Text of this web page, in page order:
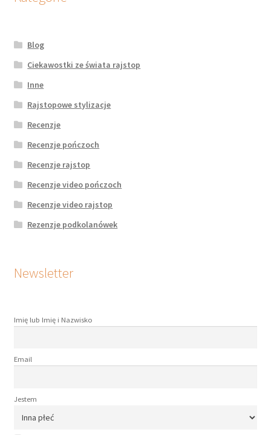
Blog
Ciekawostki ze świata rajstop
Inne
Rajstopowe stylizacje
Recenzje
Recenzje pończoch
Recenzje rajstop
Recenzje video pończoch
Recenzje video rajstop
Rezenzje podkolanówek
Newsletter
Imię lub Imię i Nazwisko
Email
Jestem